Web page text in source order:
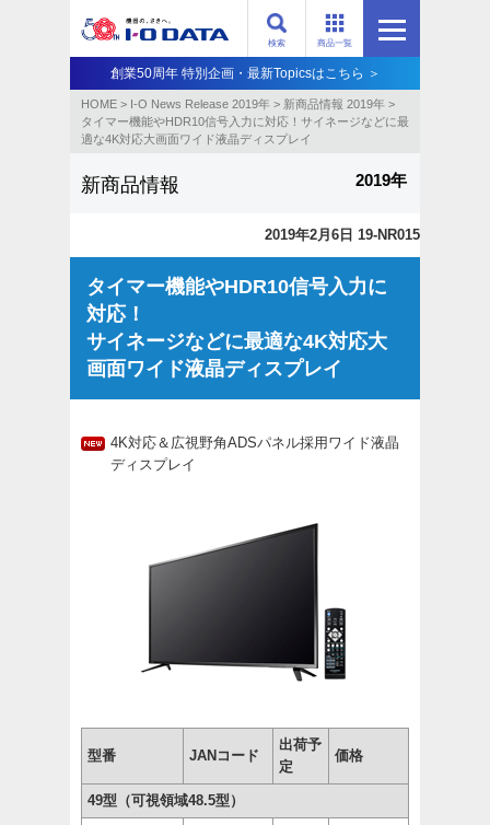
商品一覧
検索
創業50周年 特別企画・最新Topicsはこちら ＞
HOME > I-O News Release 2019年 > 新商品情報 2019年 >
タイマー機能やHDR10信号入力に対応！サイネージなどに最
適な4K対応大画面ワイド液晶ディスプレイ
新商品情報 2019年
2019年2月6日 19-NR015
タイマー機能やHDR10信号入力に
対応！
サイネージなどに最適な4K対応大
画面ワイド液晶ディスプレイ
4K対応＆広視野角ADSパネル採用ワイド液晶
ディスプレイ
型番 JANコード
出荷予
定
価格
49型（可視領域48.5型）